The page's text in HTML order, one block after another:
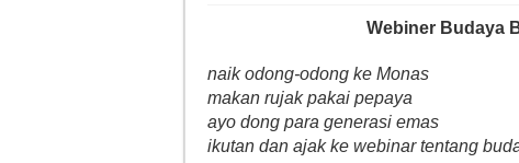
Webiner Budaya
naik odong-odong ke Monas
makan rujak pakai pepaya
ayo dong para generasi emas
ikutan dan ajak ke webinar tentang